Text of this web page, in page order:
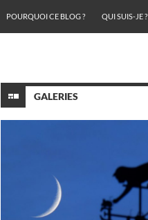
POURQUOI CE BLOG ?
QUI SUIS-JE ?
GALERIES